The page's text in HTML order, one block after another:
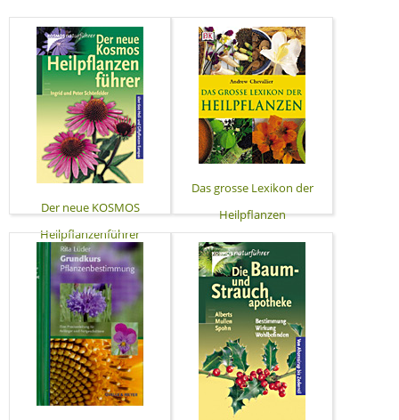
Der neue KOSMOS
Heilpflanzenführer
Das grosse Lexikon der
Heilpflanzen